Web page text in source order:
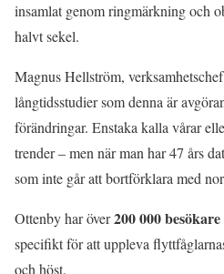
insamlat genom ringmärkning och
halvt sekel.
Magnus Hellström,
långtidsstudier som denna är
förändringar. Enstaka kalla vårar
trender – men när man har 47 års
som inte går att bortförklara med
Ottenby har över200 000
specifikt för att uppleva
och höst.